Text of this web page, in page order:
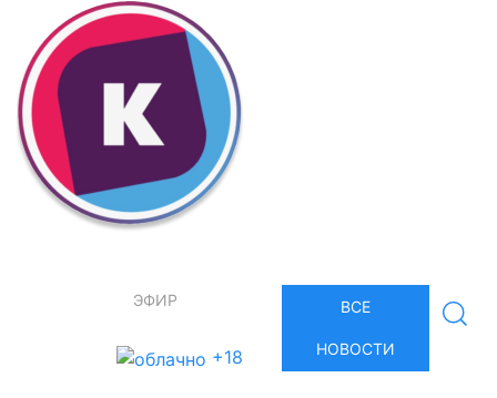
ЭФИР
+18
ВСЕ
НОВОСТИ